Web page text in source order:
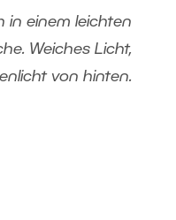
in einem leichten
Weiches Licht,
von hinten.